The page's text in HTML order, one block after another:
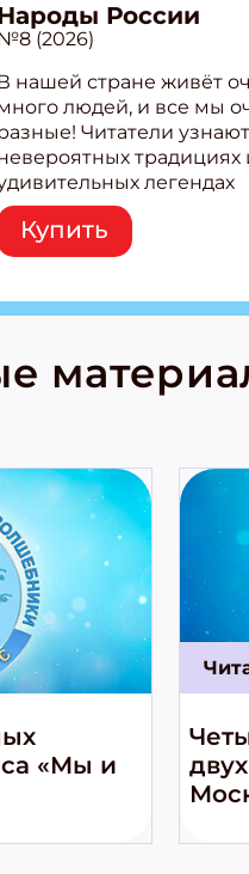
России
(2026)
нашей стране живёт
людей, и все мы
Читатели
традициях
легендах
народов России! Внутри:
Легенды татар, башкир и
бурятов Настольная игра
слова
Купить
«Мы и